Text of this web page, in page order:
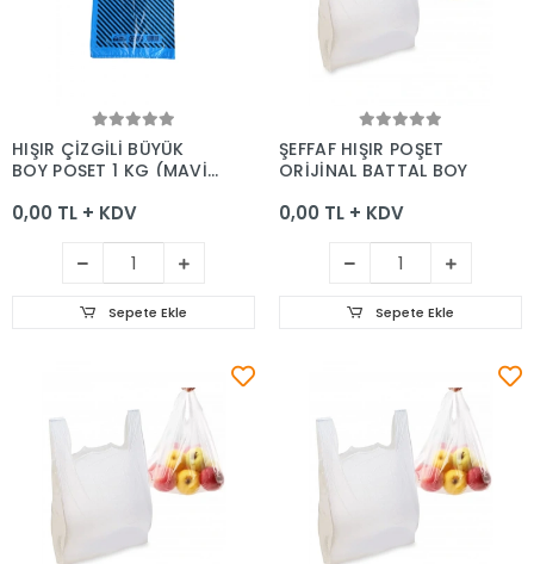
Sepete Ekle
HIŞIR ÇİZGİLİ BÜYÜK
BOY POŞET 1 KG (MAVİ-
0,00 TL + KDV
Sepete Ekle
Sepete Ekle
ŞEFFAF HIŞIR POŞET
ORİJİNAL BATTAL BOY
0,00 TL + KDV
Sepete Ekle